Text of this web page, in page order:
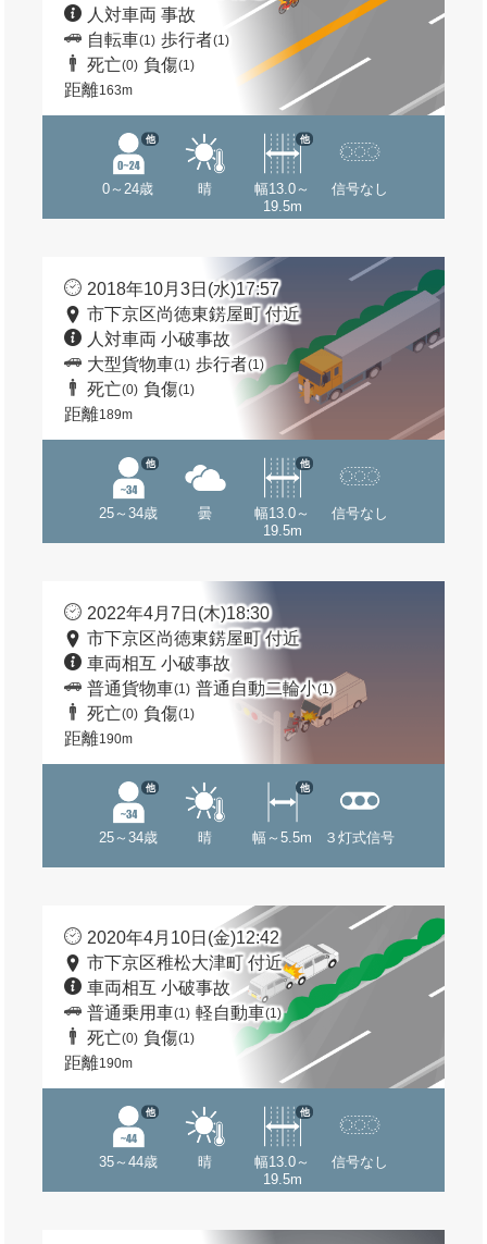
人対車両 事故
自転車(1) 歩行者(1)
死亡(0) 負傷(1)
距離163m
0～24歳
他
晴
幅13.0～
19.5m
他
信号なし
2018年10月3日(水)17:57
市下京区尚徳東錺屋町 付近
人対車両 小破事故
大型貨物車(1) 歩行者(1)
死亡(0) 負傷(1)
距離189m
25～34歳
他
曇
幅13.0～
19.5m
他
信号なし
2022年4月7日(木)18:30
市下京区尚徳東錺屋町 付近
車両相互 小破事故
普通貨物車(1) 普通自動二輪小(1)
死亡(0) 負傷(1)
距離190m
25～34歳
他
晴 幅～5.5m
他
３灯式信号
2020年4月10日(金)12:42
市下京区稚松大津町 付近
車両相互 小破事故
普通乗用車(1) 軽自動車(1)
死亡(0) 負傷(1)
距離190m
35～44歳
他
晴
幅13.0～
19.5m
他
信号なし